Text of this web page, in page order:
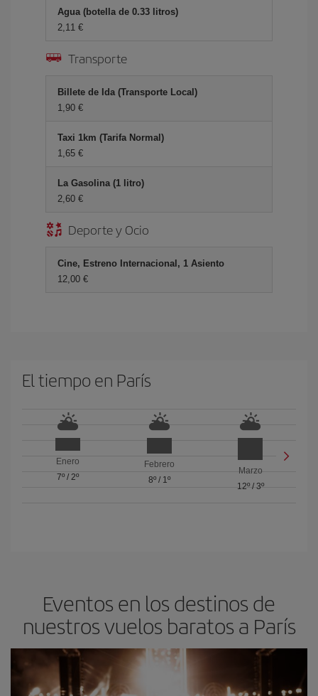
Agua (botella de 0.33 litros)
2,11 €
Transporte
Billete de Ida (Transporte Local)
1,90 €
Taxi 1km (Tarifa Normal)
1,65 €
La Gasolina (1 litro)
2,60 €
Deporte y Ocio
Cine, Estreno Internacional, 1 Asiento
12,00 €
El tiempo en París
Enero
7º/ 2º
Febrero
8º/ 1º
Marzo
12º/ 3º
Eventos en los destinos de
nuestros vuelos baratos a París